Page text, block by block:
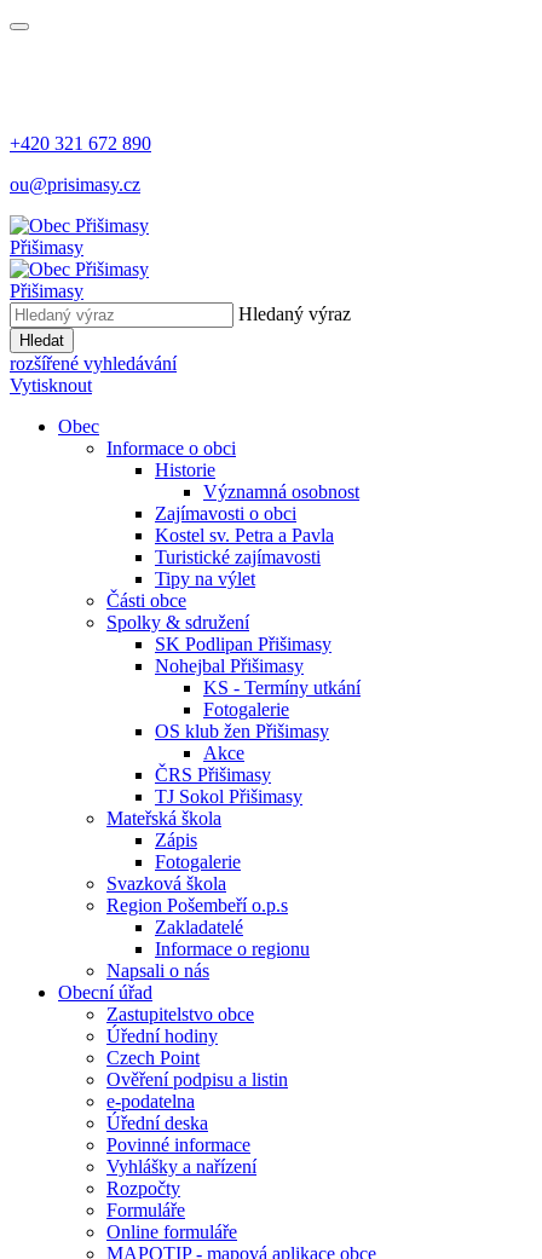
+420 321 672 890
ou@prisimasy.cz
Přišimasy
Přišimasy
Hledaný výraz
Hledat
rozšířené vyhledávání
Vytisknout
Obec
Informace o obci
Historie
Významná osobnost
Zajímavosti o obci
Kostel sv. Petra a Pavla
Turistické zajímavosti
Tipy na výlet
Části obce
Spolky & sdružení
SK Podlipan Přišimasy
Nohejbal Přišimasy
KS - Termíny utkání
Fotogalerie
OS klub žen Přišimasy
Akce
ČRS Přišimasy
TJ Sokol Přišimasy
Mateřská škola
Zápis
Fotogalerie
Svazková škola
Region Pošembeří o.p.s
Zakladatelé
Informace o regionu
Napsali o nás
Obecní úřad
Zastupitelstvo obce
Úřední hodiny
Czech Point
Ověření podpisu a listin
e-podatelna
Úřední deska
Povinné informace
Vyhlášky a nařízení
Rozpočty
Formuláře
Online formuláře
MAPOTIP - mapová aplikace obce